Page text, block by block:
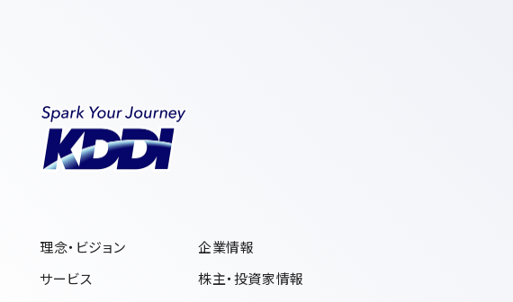
理念・ビジョン
サービス
企業情報
株主・投資家情報